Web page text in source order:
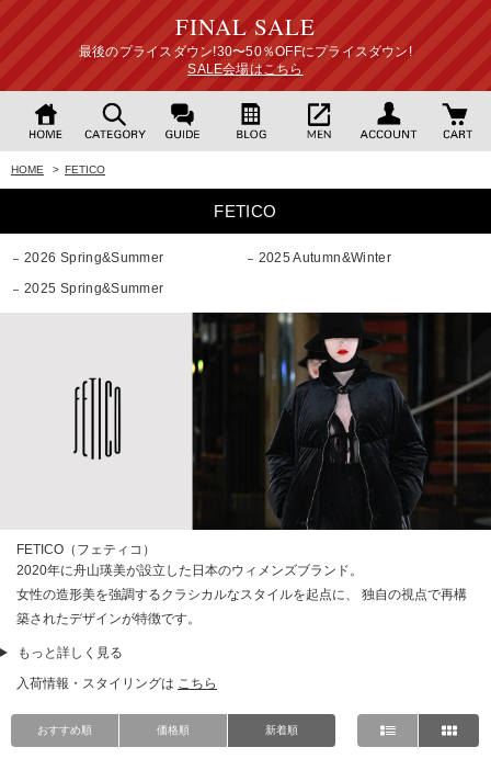
FINAL SALE
最後のプライスダウン!30〜50％OFFにプライスダウン!
SALE会場はこちら
HOME > FETICO
FETICO
2026 Spring&Summer
2025 Autumn&Winter
2025 Spring&Summer
FETICO（フェティコ）
2020年に舟山瑛美が設立した日本のウィメンズブランド。
女性の造形美を強調するクラシカルなスタイルを起点に、 独自の視点で再構
築されたデザインが特徴です。
もっと詳しく見る
入荷情報・スタイリングは こちら
おすすめ順 価格順 新着順